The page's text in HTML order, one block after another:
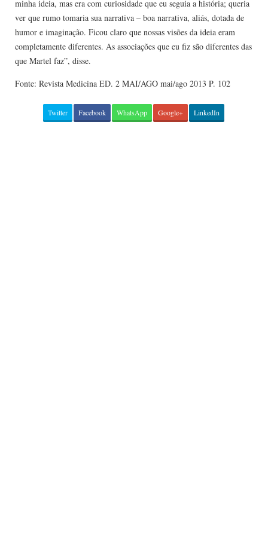
minha ideia, mas era com curiosidade que eu seguia a história; queria
ver que rumo tomaria sua narrativa – boa narrativa, aliás, dotada de
humor e imaginação. Ficou claro que nossas visões da ideia eram
completamente diferentes. As associações que eu fiz são diferentes das
que Martel faz”, disse.
Fonte: Revista Medicina ED. 2 MAI/AGO mai/ago 2013 P. 102
Twitter Facebook WhatsApp Google+ LinkedIn